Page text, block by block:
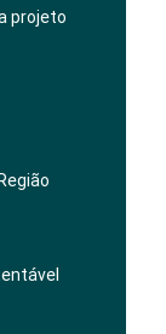
projeto